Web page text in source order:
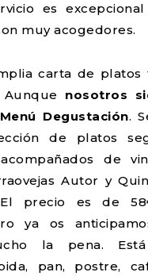
es
muy acogedores.
carta de platos
nosotros
Degustación.
de platos
de
Autor y
El precio es de
ya os
la pena.
pan, postre,